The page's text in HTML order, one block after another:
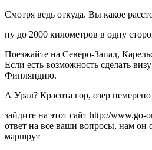
Смотря ведь откуда. Вы какое
ну до 2000 километров в одну
Поезжайте на Северо-Запад,
Если есть возможность сделать
Финляндию.
А Урал? Красота гор, озер немерено
зайдите на этот сайт http://www.go-
ответ на все ваши вопросы, нам он
маршрут